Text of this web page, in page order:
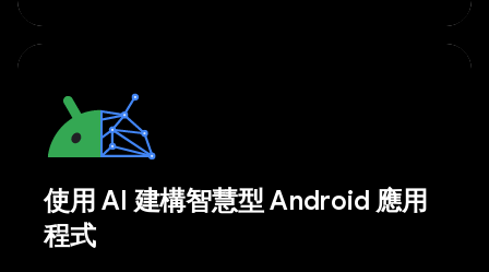
使用 AI 建構智慧型 Android 應用
程式